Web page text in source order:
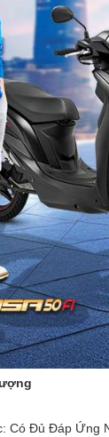
Có Đủ Đáp Ứng